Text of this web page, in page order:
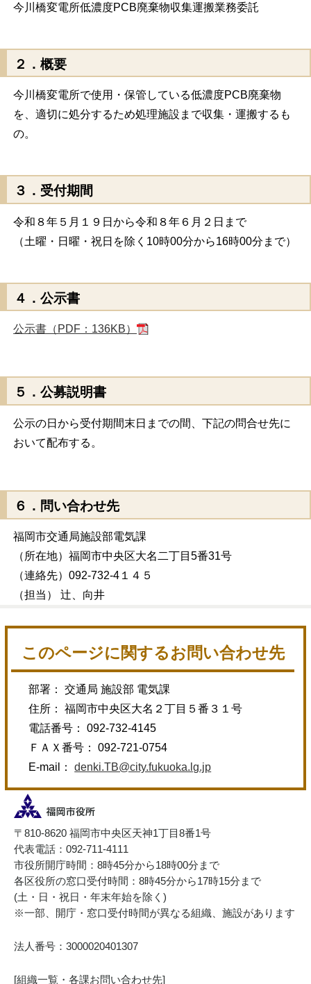
今川橋変電所低濃度PCB廃棄物収集運搬業務委託
２．概要
今川橋変電所で使用・保管している低濃度PCB廃棄物
を、適切に処分するため処理施設まで収集・運搬するも
の。
３．受付期間
令和８年５月１９日から令和８年６月２日まで
（土曜・日曜・祝日を除く10時00分から16時00分まで）
４．公示書
公示書（PDF：136KB）
５．公募説明書
公示の日から受付期間末日までの間、下記の問合せ先に
おいて配布する。
６．問い合わせ先
福岡市交通局施設部電気課
（所在地）福岡市中央区大名二丁目5番31号
（連絡先）092-732-4１４５
（担当） 辻、向井
このページに関するお問い合わせ先
部署： 交通局 施設部 電気課
住所： 福岡市中央区大名２丁目５番３１号
電話番号： 092-732-4145
ＦＡＸ番号： 092-721-0754
E-mail：denki.TB@city.fukuoka.lg.jp
〒810-8620 福岡市中央区天神1丁目8番1号
代表電話：092-711-4111
市役所開庁時間：8時45分から18時00分まで
各区役所の窓口受付時間：8時45分から17時15分まで
(土・日・祝日・年末年始を除く)
※一部、開庁・窓口受付時間が異なる組織、施設があります
法人番号：3000020401307
[組織一覧・各課お問い合わせ先]